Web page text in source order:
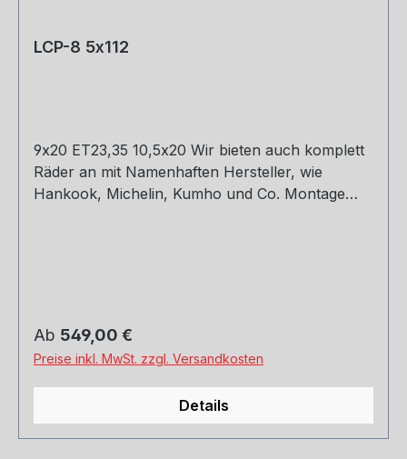
LCP-8 5x112
9x20 ET23,35 10,5x20 Wir bieten auch komplett
Räder an mit Namenhaften Hersteller, wie
Hankook, Michelin, Kumho und Co. Montage
Regulärer Preis:
Ab 549,00 €
Preise inkl. MwSt. zzgl. Versandkosten
Details